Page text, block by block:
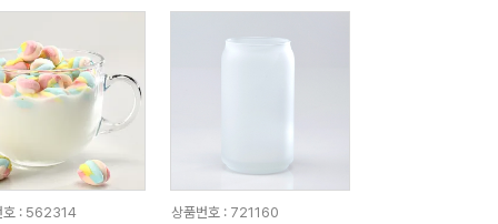
호 : 562314
상품번호 : 721160